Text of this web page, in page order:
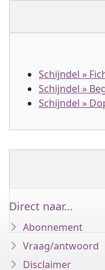
Schijndel »
Schijndel »
Schijndel »
Direct naar...
Abonnement
Vraag/antwoord
Disclaimer